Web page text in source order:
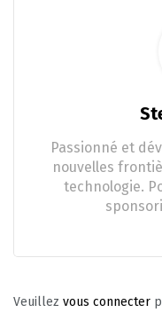
Passionné et
nouvelles
technologie.
Veuillez vous connecter